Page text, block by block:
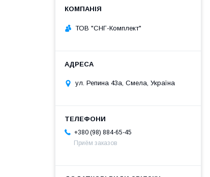
ТОВ "СНГ-Комплект"
ул. Репина 43а, Смела, Україна
+380 (98) 884-65-45
Приём заказов